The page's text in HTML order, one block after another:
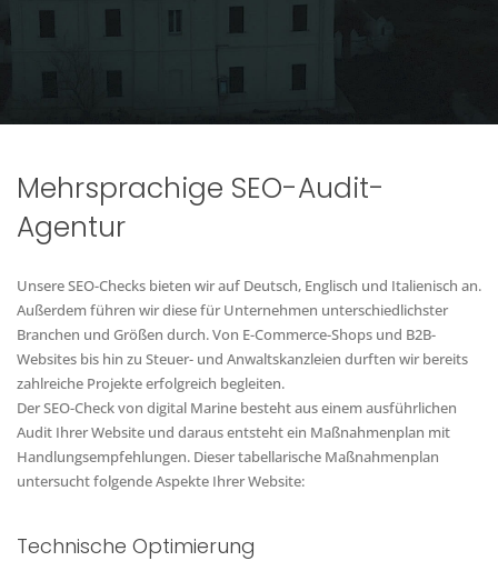
Mehrsprachige SEO-Audit-
Agentur
Unsere SEO-Checks bieten wir auf Deutsch, Englisch und Italienisch an.
Außerdem führen wir diese für Unternehmen unterschiedlichster
Branchen und Größen durch. Von E-Commerce-Shops und B2B-
Websites bis hin zu Steuer- und Anwaltskanzleien durften wir bereits
zahlreiche Projekte erfolgreich begleiten.
Der SEO-Check von digital Marine besteht aus einem ausführlichen
Audit Ihrer Website und daraus entsteht ein Maßnahmenplan mit
Handlungsempfehlungen. Dieser tabellarische Maßnahmenplan
untersucht folgende Aspekte Ihrer Website:
Technische Optimierung